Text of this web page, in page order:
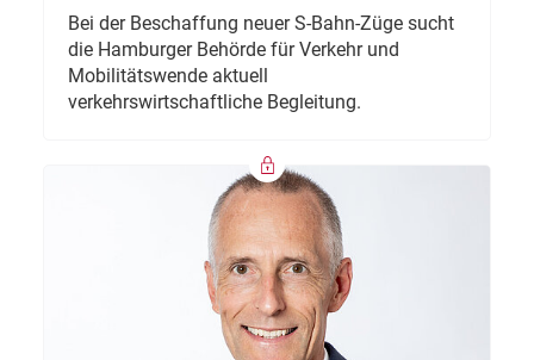
Bei der Beschaffung neuer S-Bahn-Züge sucht
die Hamburger Behörde für Verkehr und
Mobilitätswende aktuell
verkehrswirtschaftliche Begleitung.